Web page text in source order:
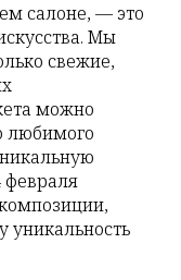
салоне, — это
Мы
свежие,
можно
любимого
февраля
уникальность